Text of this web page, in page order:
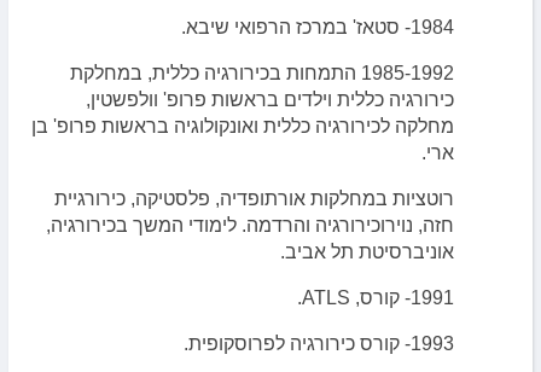
1984- סטאז' במרכז הרפואי שיבא.
1985-1992 התמחות בכירורגיה כללית, במחלקת
כירורגיה כללית וילדים בראשות פרופ' וולפשטין,
מחלקה לכירורגיה כללית ואונקולוגיה בראשות פרופ' בן
ארי.
רוטציות במחלקות אורתופדיה, פלסטיקה, כירורגיית
חזה, נוירוכירורגיה והרדמה. לימודי המשך בכירורגיה,
אוניברסיטת תל אביב.
1991- קורס, ATLS.
1993- קורס כירורגיה לפרוסקופית.